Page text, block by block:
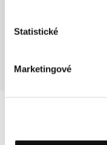
Statistické
Marketingové
spolupracoval na